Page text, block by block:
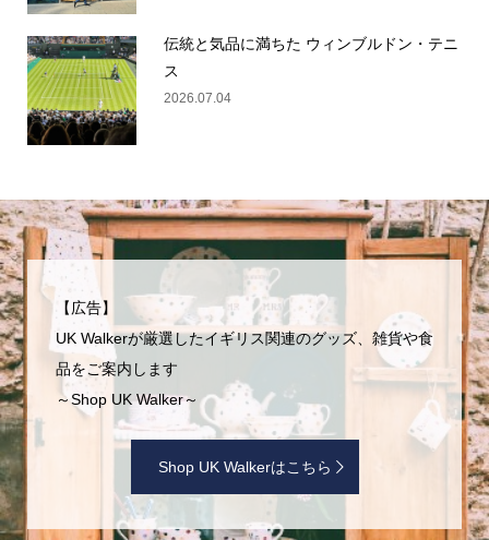
伝統と気品に満ちた ウィンブルドン・テニ
ス
2026.07.04
【広告】
UK Walkerが厳選したイギリス関連のグッズ、雑貨や食
品をご案内します
～Shop UK Walker～
Shop UK Walkerはこちら